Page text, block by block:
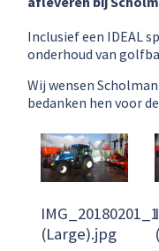
Inclusief een IDEAL
onderhoud van
Wij wensen
bedanken hen voor
(Large).jpg